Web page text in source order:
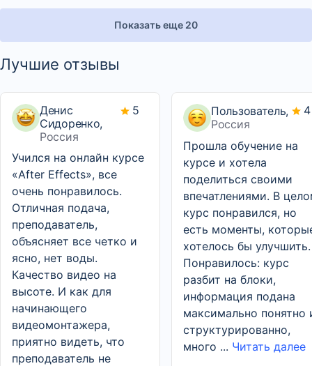
Показать еще 20
Лучшие отзывы
Денис
Сидоренко,
Россия
5
Учился на онлайн курсе
«After Effects», все
очень понравилось.
Отличная подача,
преподаватель,
объясняет все четко и
ясно, нет воды.
Качество видео на
высоте. И как для
начинающего
видеомонтажера,
приятно видеть, что
преподаватель не
Пользователь,
Россия
4
Прошла обучение на
курсе и хотела
поделиться своими
впечатлениями. В
курс понравился, но
есть моменты,
хотелось бы улучшить.
Понравилось: курс
разбит на блоки,
информация подана
максимально понятно
структурированно,
много ... Читать далее